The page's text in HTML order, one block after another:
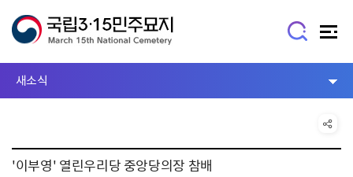
새소식
'이부영' 열린우리당 중앙당의장 참배